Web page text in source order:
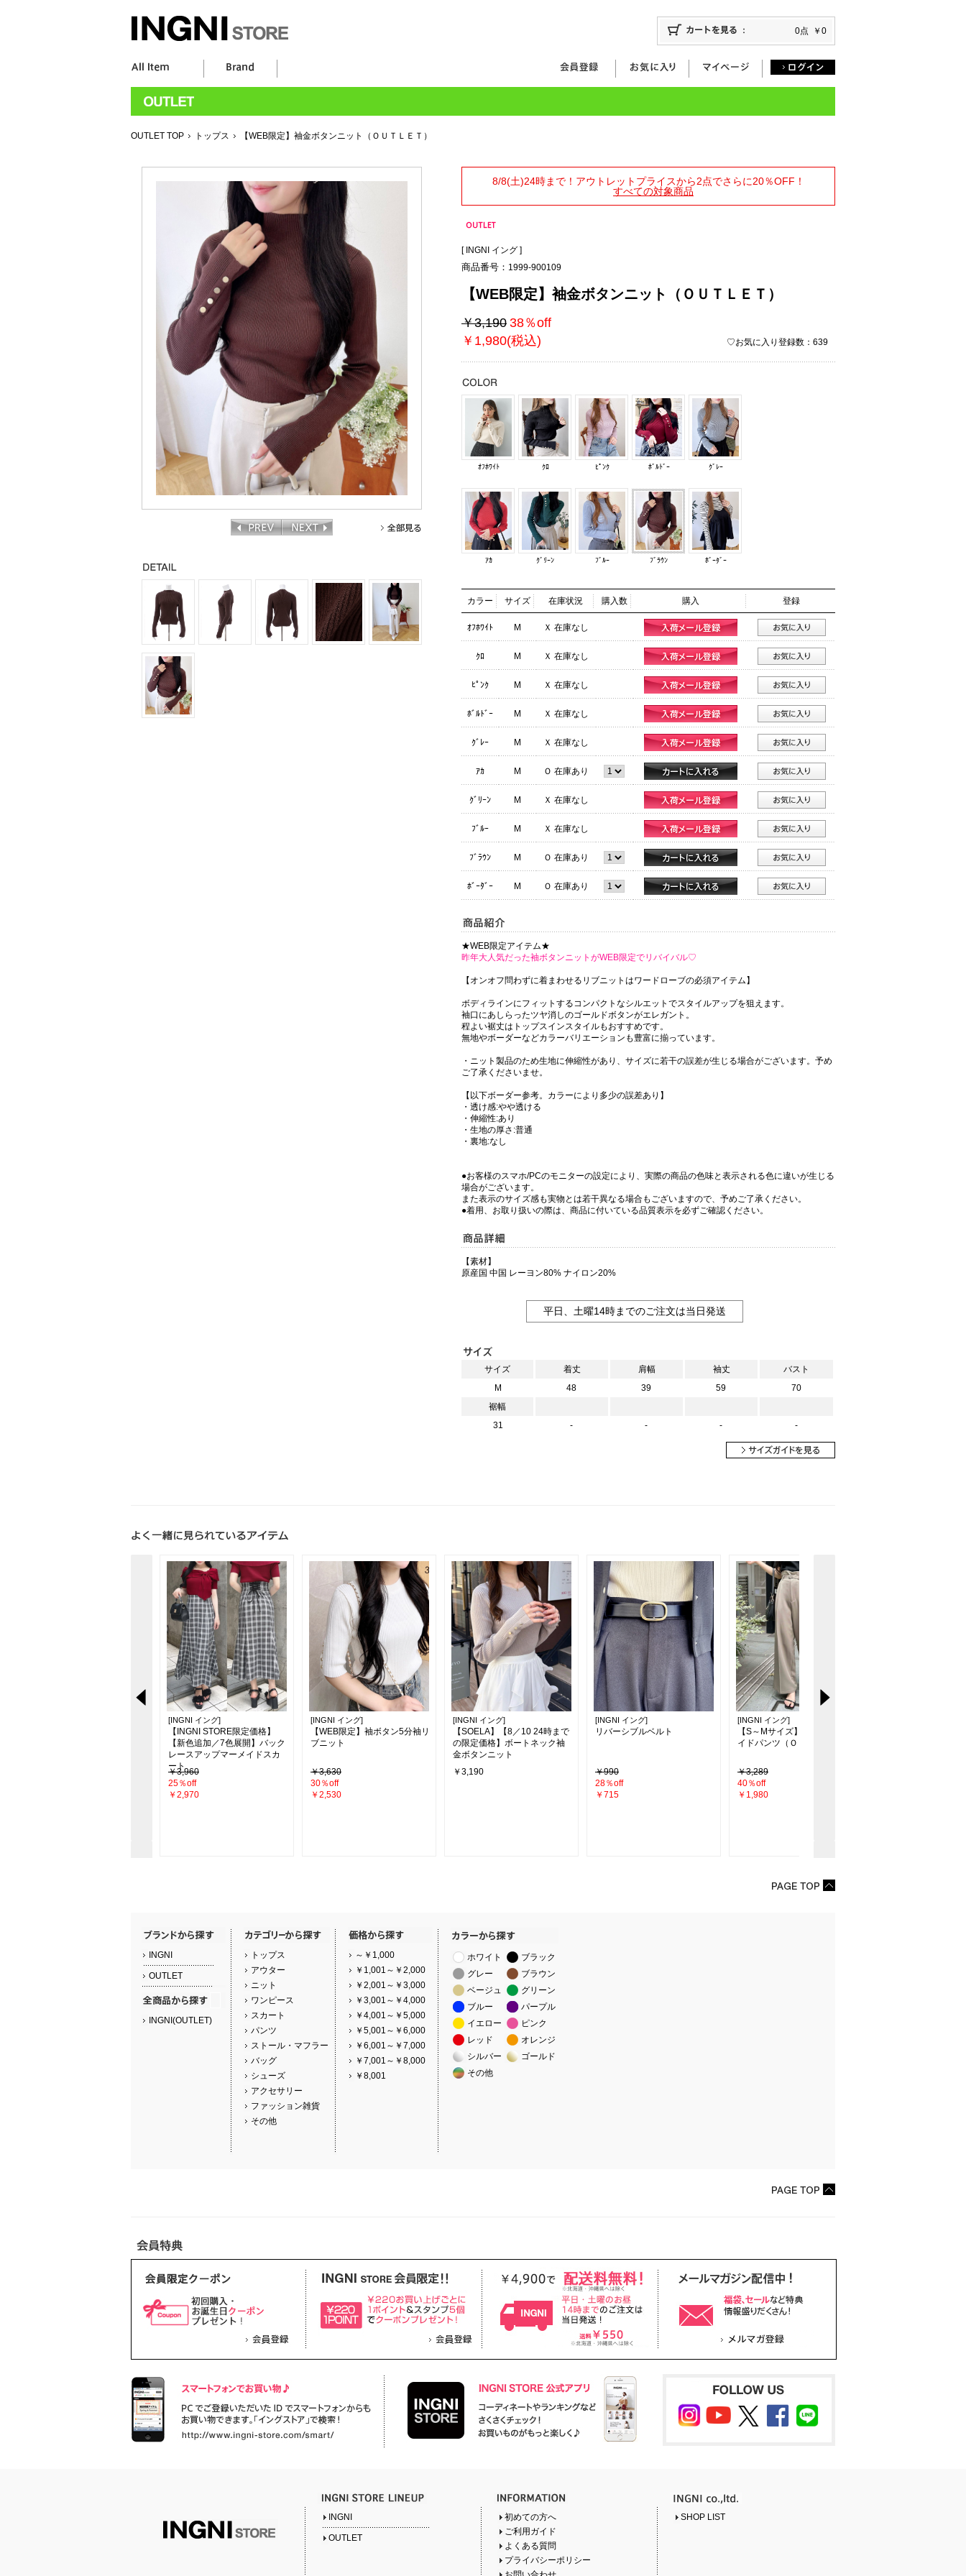
0点 ￥0
OUTLET TOP トップス 【WEB限定】袖金ボタンニット（ＯＵＴＬＥＴ）
8/8(土)24時まで！アウトレットプライスから2点でさらに20％OFF！
すべての対象商品
[ INGNI イング ]
商品番号： 1999-900109
【WEB限定】袖金ボタンニット（ＯＵＴＬＥＴ）
￥3,190 38％off
￥1,980(税込)
♡お気に入り登録数：639
ｵﾌﾎﾜｲﾄ ｸﾛ ﾋﾟﾝｸ ﾎﾞﾙﾄﾞｰ ｸﾞﾚｰ
ｱｶ ｸﾞﾘｰﾝ ﾌﾞﾙｰ ﾌﾞﾗｳﾝ ﾎﾞｰﾀﾞｰ
カラー サイズ 在庫状況 購入数 購入 登録
ｵﾌﾎﾜｲﾄ M Ｘ 在庫なし
ｸﾛ M Ｘ 在庫なし
ﾋﾟﾝｸ M Ｘ 在庫なし
ﾎﾞﾙﾄﾞｰ M Ｘ 在庫なし
ｸﾞﾚｰ M Ｘ 在庫なし
ｱｶ M Ｏ 在庫あり
ｸﾞﾘｰﾝ M Ｘ 在庫なし
ﾌﾞﾙｰ M Ｘ 在庫なし
ﾌﾞﾗｳﾝ M Ｏ 在庫あり
ﾎﾞｰﾀﾞｰ M Ｏ 在庫あり
★WEB限定アイテム★
昨年大人気だった袖ボタンニットがWEB限定でリバイバル♡
【オンオフ問わずに着まわせるリブニットはワードローブの必須アイテム】
ボディラインにフィットするコンパクトなシルエットでスタイルアップを狙えます。
袖口にあしらったツヤ消しのゴールドボタンがエレガント。
程よい裾丈はトップスインスタイルもおすすめです。
無地やボーダーなどカラーバリエーションも豊富に揃っています。
・ニット製品のため生地に伸縮性があり、サイズに若干の誤差が生じる場合がございます。予め
ご了承くださいませ。
【以下ボーダー参考。カラーにより多少の誤差あり】
・透け感:やや透ける
・伸縮性:あり
・生地の厚さ:普通
・裏地:なし
●お客様のスマホ/PCのモニターの設定により、実際の商品の色味と表示される色に違いが生じる
場合がございます。
また表示のサイズ感も実物とは若干異なる場合もございますので、予めご了承ください。
●着用、お取り扱いの際は、商品に付いている品質表示を必ずご確認ください。
【素材】
原産国 中国 レーヨン80% ナイロン20%
平日、土曜14時までのご注文は当日発送
サイズ 着丈 肩幅 袖丈
バスト
M
48 39 59
70
裾幅
31
- - - -
[INGNI イング]
【INGNI STORE限定価格】
【新色追加／7色展開】バック
レースアップマーメイドスカ
ート
￥3,960
25％off
￥2,970
[INGNI イング]
【WEB限定】袖ボタン5分袖リ
ブニット
￥3,630
30％off
￥2,530
[INGNI イング]
【SOELA】【8／10 24時まで
の限定価格】ボートネック袖
金ボタンニット
￥3,190
[INGNI イング]
リバーシブルベルト
￥990
28％off
￥715
[INGNI イング]
【S～Mサイズ】共ベルト付ワ
イドパンツ（ＯＵＴＬＥＴ）
￥3,289
40％off
￥1,980
INGNI
OUTLET
INGNI(OUTLET)
トップス
アウター
ニット
ワンピース
スカート
パンツ
ストール・マフラー
バッグ
シューズ
アクセサリー
ファッション雑貨
その他
～￥1,000
￥1,001～￥2,000
￥2,001～￥3,000
￥3,001～￥4,000
￥4,001～￥5,000
￥5,001～￥6,000
￥6,001～￥7,000
￥7,001～￥8,000
￥8,001
ホワイト
ブラック
グレー
ブラウン
ベージュ
グリーン
ブルー
パープル
イエロー
ピンク
レッド
オレンジ
シルバー
ゴールド
その他
INGNI
OUTLET
初めての方へ
ご利用ガイド
よくある質問
プライバシーポリシー
SHOP LIST